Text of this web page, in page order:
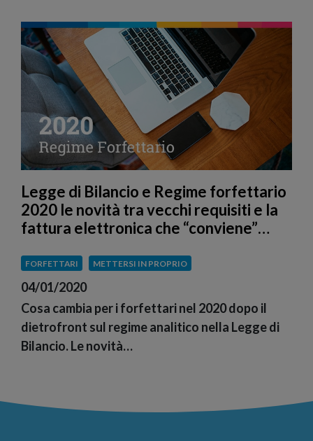
Legge di Bilancio e Regime forfettario
2020 le novità tra vecchi requisiti e la
fattura elettronica che “conviene”…
FORFETTARI METTERSI IN PROPRIO
04/01/2020
Cosa cambia per i forfettari nel 2020 dopo il
dietrofront sul regime analitico nella Legge di
Bilancio. Le novità…